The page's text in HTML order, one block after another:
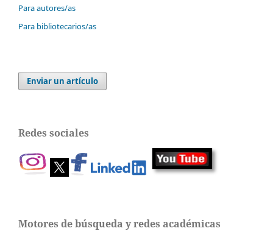
Para autores/as
Para bibliotecarios/as
Enviar un artículo
Redes sociales
Motores de búsqueda y redes académicas